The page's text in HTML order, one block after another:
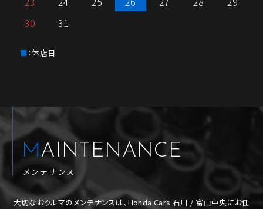
30
31
：休店日
MAINTENANCE
メンテナンス
大切なおクルマのメンテナンスは、Honda Cars 石川 / 富山中央にお任